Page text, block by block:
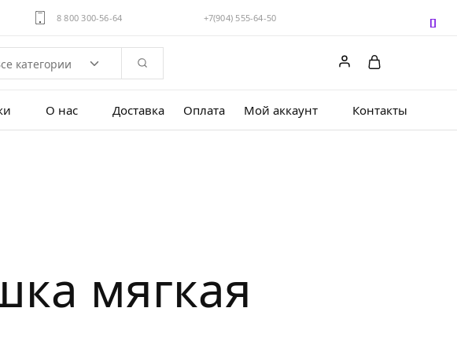
8 800 300-56-64 +7(904) 555-64-50
категории
О нас Доставка Оплата Мой аккаунт Контакты
мягкая